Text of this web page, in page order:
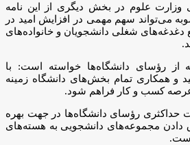
وزارت علوم در بخش دیگری از این نامه
می‌تواند سهم مهمی در افزایش امید در
دغدغه‌های شغلی دانشجویان و خانواده‌های
از رؤسای دانشگاه‌ها خواسته است: با
و همکاری تمام بخش‌های دانشگاه زمینه
عرصه کسب و کار فراهم شود.
حداکثری رؤسای دانشگاه‌ها در جهت بهره
مجموعه‌های دانشجویی به هسته‌های